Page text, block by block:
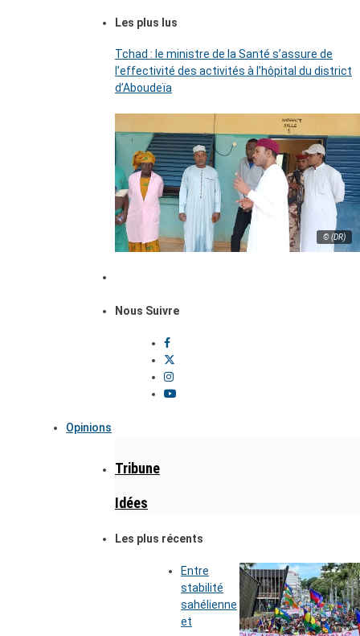
Les plus lus
Tchad : le ministre de la Santé s’assure de
l’effectivité des activités à l’hôpital du district
d’Aboudeïa
© (DR)
Nous Suivre
Opinions
Tribune
Idées
Les plus récents
Entre
stabilité
sahélienne
et